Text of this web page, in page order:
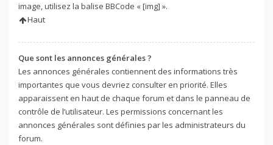
image, utilisez la balise BBCode « [img] ».
Haut
Que sont les annonces générales ?
Les annonces générales contiennent des informations très
importantes que vous devriez consulter en priorité. Elles
apparaissent en haut de chaque forum et dans le panneau de
contrôle de l’utilisateur. Les permissions concernant les
annonces générales sont définies par les administrateurs du
forum.